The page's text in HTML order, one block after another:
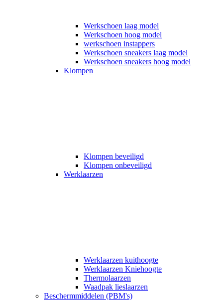
Werkschoen laag model
Werkschoen hoog model
werkschoen instappers
Werkschoen sneakers laag model
Werkschoen sneakers hoog model
Klompen
Klompen beveiligd
Klompen onbeveiligd
Werklaarzen
Werklaarzen kuithoogte
Werklaarzen Kniehoogte
Thermolaarzen
Waadpak lieslaarzen
Beschermmiddelen (PBM's)